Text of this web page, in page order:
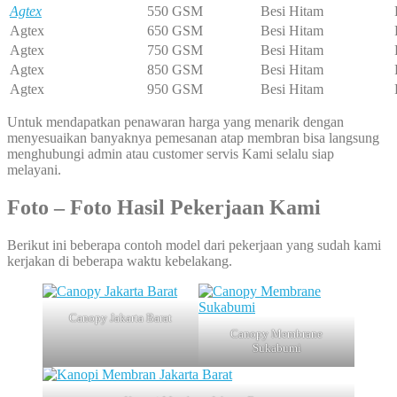
Agtex 550 GSM Besi Hitam
Agtex
650 GSM Besi Hitam
Agtex
750 GSM Besi Hitam
Agtex
850 GSM Besi Hitam
Agtex
950 GSM Besi Hitam
Untuk mendapatkan penawaran harga yang menarik dengan
menyesuaikan banyaknya pemesanan atap membran bisa langsung
menghubungi admin atau customer servis Kami selalu siap
melayani.
Foto – Foto Hasil Pekerjaan Kami
Berikut ini beberapa contoh model dari pekerjaan yang sudah kami
kerjakan di beberapa waktu kebelakang.
Canopy Jakarta Barat
Canopy Membrane
Sukabumi